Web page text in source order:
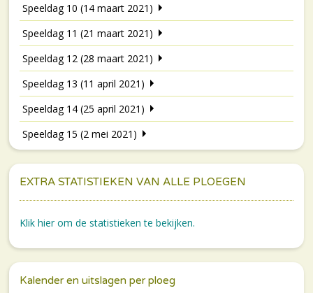
Speeldag 10 (14 maart 2021)
Speeldag 11 (21 maart 2021)
Speeldag 12 (28 maart 2021)
Speeldag 13 (11 april 2021)
Speeldag 14 (25 april 2021)
Speeldag 15 (2 mei 2021)
EXTRA STATISTIEKEN VAN ALLE PLOEGEN
Klik hier om de statistieken te bekijken.
Kalender en uitslagen per ploeg